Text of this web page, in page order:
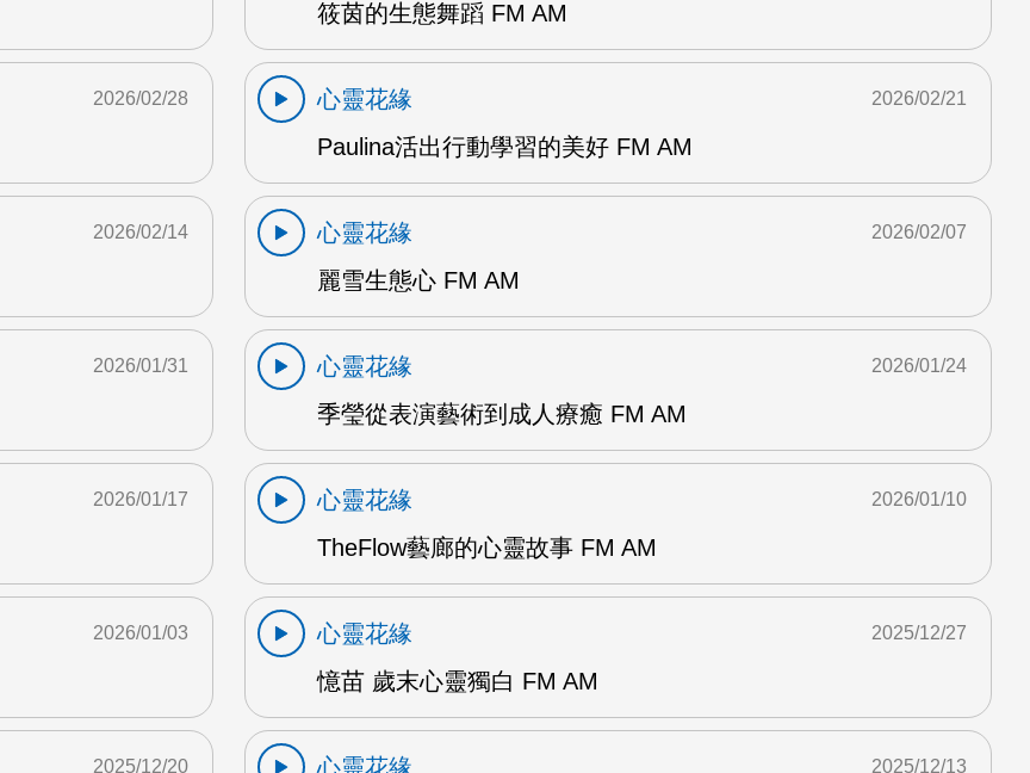
筱茵的生態舞蹈 FM AM
2026/02/28
心靈花緣
Paulina活出行動學習的美好 FM AM
2026/02/21
2026/02/14
心靈花緣
麗雪生態心 FM AM
2026/02/07
2026/01/31
心靈花緣
季瑩從表演藝術到成人療癒 FM AM
2026/01/24
2026/01/17
心靈花緣
TheFlow藝廊的心靈故事 FM AM
2026/01/10
2026/01/03
心靈花緣
憶苗 歲末心靈獨白 FM AM
2025/12/27
2025/12/20
心靈花緣
2025/12/13